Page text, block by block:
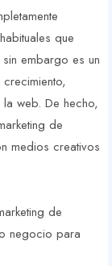
que
embargo es un
web. De hecho,
de
medios creativos
de
negocio para